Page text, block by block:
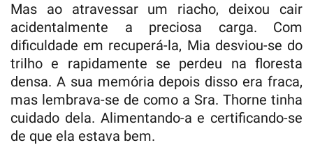
Mas ao atravessar um riacho, deixou cair
acidentalmente a preciosa carga. Com
dificuldade em recuperá-la, Mia desviou-se do
trilho e rapidamente se perdeu na floresta
densa. A sua memória depois disso era fraca,
mas lembrava-se de como a Sra. Thorne tinha
cuidado dela. Alimentando-a e certificando-se
de que ela estava bem.